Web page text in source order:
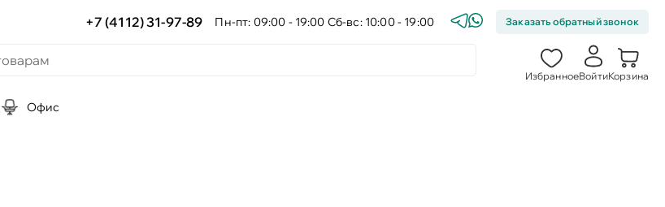
+7 (4112) 31-97-89 Пн-пт: 09:00 - 19:00 Сб-вс: 10:00 - 19:00 Заказать обратный звонок
ИзбранноеВойтиКорзина
Офис